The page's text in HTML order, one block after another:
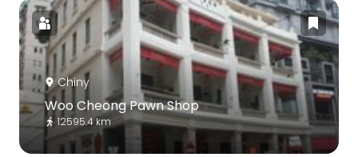
Chiny
Woo Cheong Pawn Shop
12595.4 km